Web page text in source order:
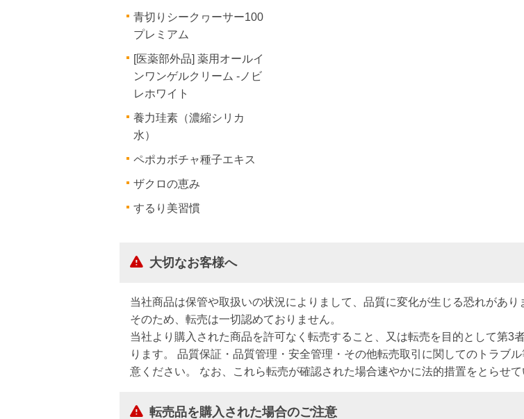
青切りシークヮーサー100
プレミアム
[医薬部外品] 薬用オールイ
ンワンゲルクリーム -ノビ
レホワイト
養力珪素（濃縮シリカ
水）
ペポカボチャ種子エキス
ザクロの恵み
するり美習慣
大切なお客様へ
当社商品は保管や取扱いの状況によりまして、品質に変化が生じる恐れがあり
そのため、転売は一切認めておりません。
当社より購入された商品を許可なく転売すること、又は転売を目的として第3
ります。 品質保証・品質管理・安全管理・その他転売取引に関してのトラブ
意ください。 なお、これら転売が確認された場合速やかに法的措置をとらせて
転売品を購入された場合のご注意